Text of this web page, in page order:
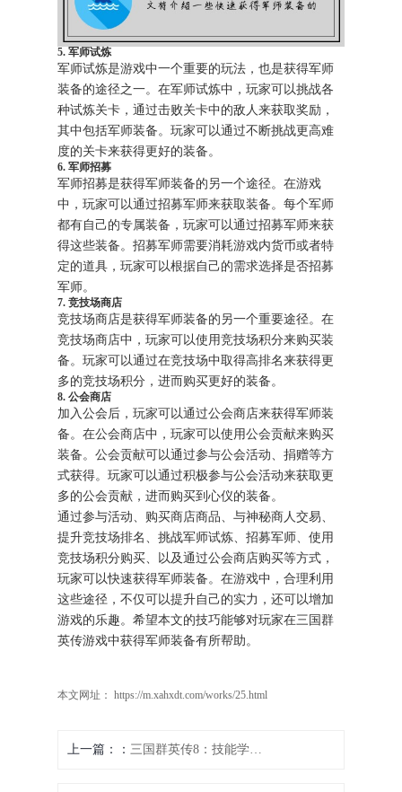
5. 军师试炼
军师试炼是游戏中一个重要的玩法，也是获得军师
装备的途径之一。在军师试炼中，玩家可以挑战各
种试炼关卡，通过击败关卡中的敌人来获取奖励，
其中包括军师装备。玩家可以通过不断挑战更高难
度的关卡来获得更好的装备。
6. 军师招募
军师招募是获得军师装备的另一个途径。在游戏
中，玩家可以通过招募军师来获取装备。每个军师
都有自己的专属装备，玩家可以通过招募军师来获
得这些装备。招募军师需要消耗游戏内货币或者特
定的道具，玩家可以根据自己的需求选择是否招募
军师。
7. 竞技场商店
竞技场商店是获得军师装备的另一个重要途径。在
竞技场商店中，玩家可以使用竞技场积分来购买装
备。玩家可以通过在竞技场中取得高排名来获得更
多的竞技场积分，进而购买更好的装备。
8. 公会商店
加入公会后，玩家可以通过公会商店来获得军师装
备。在公会商店中，玩家可以使用公会贡献来购买
装备。公会贡献可以通过参与公会活动、捐赠等方
式获得。玩家可以通过积极参与公会活动来获取更
多的公会贡献，进而购买到心仪的装备。
通过参与活动、购买商店商品、与神秘商人交易、
提升竞技场排名、挑战军师试炼、招募军师、使用
竞技场积分购买、以及通过公会商店购买等方式，
玩家可以快速获得军师装备。在游戏中，合理利用
这些途径，不仅可以提升自己的实力，还可以增加
游戏的乐趣。希望本文的技巧能够对玩家在三国群
英传游戏中获得军师装备有所帮助。
本文网址： https://m.xahxdt.com/works/25.html
上一篇： 三国群英传8：技能学习秘籍